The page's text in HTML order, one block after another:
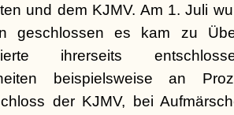
und dem KJMV. Am 1. Juli
geschlossen es kam zu
ihrerseits
beispielsweise an
der KJMV, bei